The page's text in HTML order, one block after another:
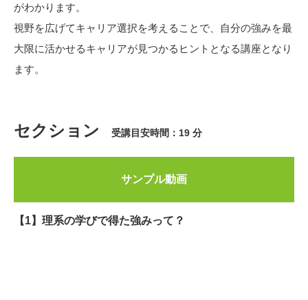
がわかります。
視野を広げてキャリア選択を考えることで、自分の強みを最
大限に活かせるキャリアが見つかるヒントとなる講座となり
ます。
セクション 受講目安時間：19 分
サンプル動画
【1】理系の学びで得た強みって？